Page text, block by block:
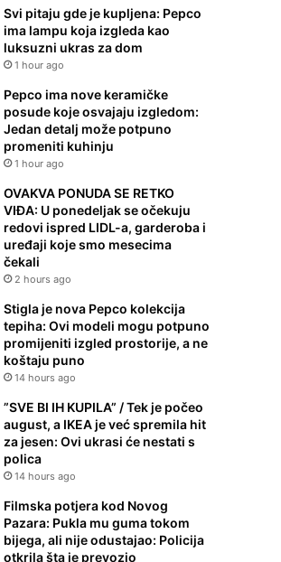
Svi pitaju gde je kupljena: Pepco
ima lampu koja izgleda kao
luksuzni ukras za dom
1 hour ago
Pepco ima nove keramičke
posude koje osvajaju izgledom:
Jedan detalj može potpuno
promeniti kuhinju
1 hour ago
OVAKVA PONUDA SE RETKO
VIĐA: U ponedeljak se očekuju
redovi ispred LIDL-a, garderoba i
uređaji koje smo mesecima
čekali
2 hours ago
Stigla je nova Pepco kolekcija
tepiha: Ovi modeli mogu potpuno
promijeniti izgled prostorije, a ne
koštaju puno
14 hours ago
”SVE BI IH KUPILA” / Tek je počeo
august, a IKEA je već spremila hit
za jesen: Ovi ukrasi će nestati s
polica
14 hours ago
Filmska potjera kod Novog
Pazara: Pukla mu guma tokom
bijega, ali nije odustajao: Policija
otkrila šta je prevozio